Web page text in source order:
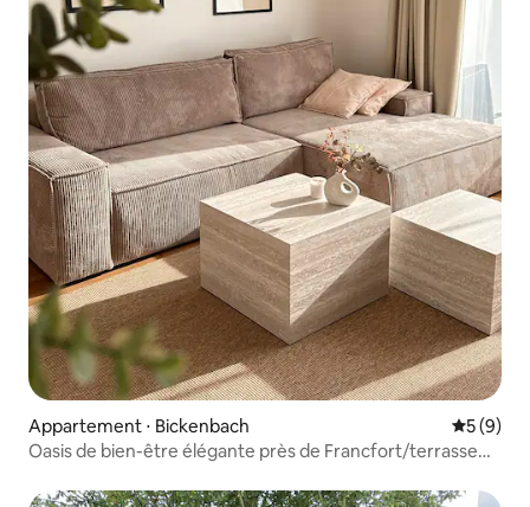
Appartement ⋅ Bickenbach
5 (9)
Oasis de bien-être élégante près de Francfort/terrasse